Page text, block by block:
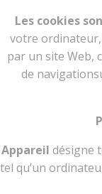
Les cookies
votre
par un site Web,
de
Appareil désigne
tel qu’un